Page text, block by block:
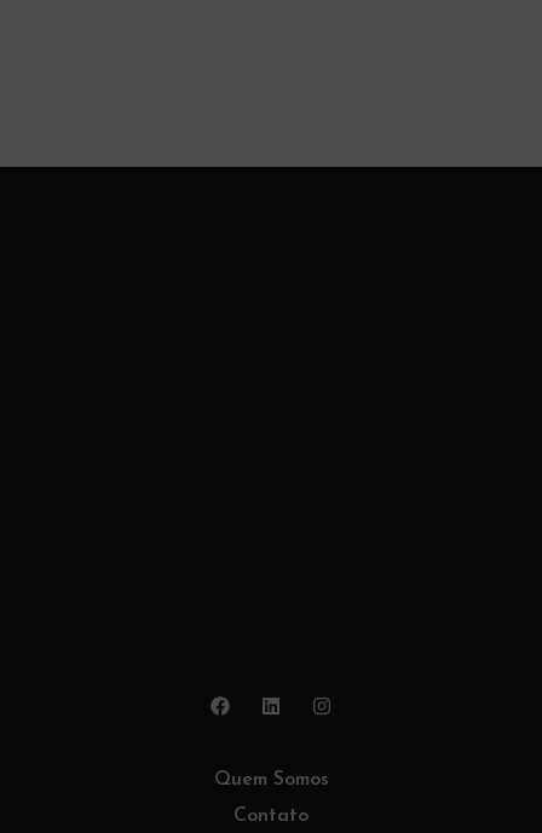
Quem Somos
Contato